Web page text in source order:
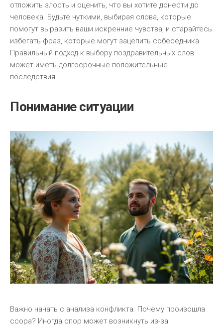
отложить злость и оценить, что вы хотите донести до
человека. Будьте чуткими, выбирая слова, которые
помогут выразить ваши искренние чувства, и старайтесь
избегать фраз, которые могут зацепить собеседника.
Правильный подход к выбору поздравительных слов
может иметь долгосрочные положительные
последствия.
Понимание ситуации
Важно начать с анализа конфликта. Почему произошла
ссора? Иногда спор может возникнуть из-за